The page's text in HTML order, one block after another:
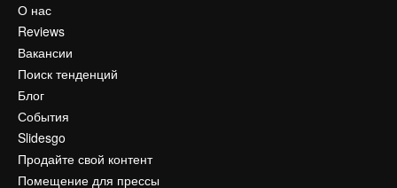
О нас
Reviews
Вакансии
Поиск тенденций
Блог
События
Slidesgo
Продайте свой контент
Помещение для прессы